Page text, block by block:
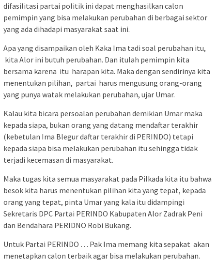
difasilitasi partai politik ini dapat menghasilkan calon
pemimpin yang bisa melakukan perubahan di berbagai sektor
yang ada dihadapi masyarakat saat ini.
Apa yang disampaikan oleh Kaka Ima tadi soal perubahan itu,
kita Alor ini butuh perubahan. Dan itulah pemimpin kita
bersama karena itu harapan kita. Maka dengan sendirinya kita
menentukan pilihan, partai harus mengusung orang-orang
yang punya watak melakukan perubahan, ujar Umar.
Kalau kita bicara persoalan perubahan demikian Umar maka
kepada siapa, bukan orang yang datang mendaftar terakhir
(kebetulan Ima Blegur daftar terakhir di PERINDO) tetapi
kepada siapa bisa melakukan perubahan itu sehingga tidak
terjadi kecemasan di masyarakat.
Maka tugas kita semua masyarakat pada Pilkada kita itu bahwa
besok kita harus menentukan pilihan kita yang tepat, kepada
orang yang tepat, pinta Umar yang kala itu didampingi
Sekretaris DPC Partai PERINDO Kabupaten Alor Zadrak Peni
dan Bendahara PERIDNO Robi Bukang.
Untuk Partai PERINDO … Pak Ima memang kita sepakat akan
menetapkan calon terbaik agar bisa melakukan perubahan.